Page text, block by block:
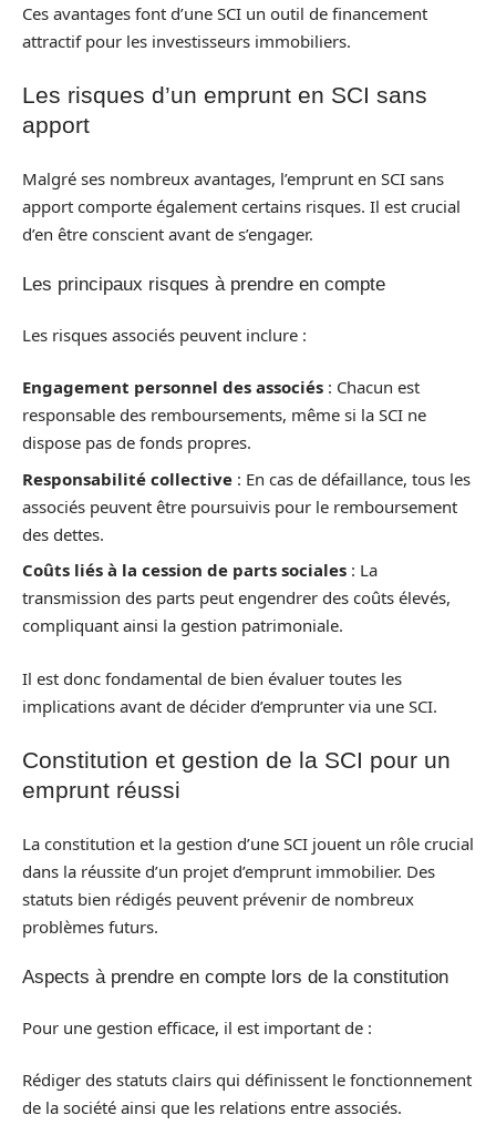
Ces avantages font d’une SCI un outil de financement
attractif pour les investisseurs immobiliers.
Les risques d’un emprunt en SCI sans
apport
Malgré ses nombreux avantages, l’emprunt en SCI sans
apport comporte également certains risques. Il est crucial
d’en être conscient avant de s’engager.
Les principaux risques à prendre en compte
Les risques associés peuvent inclure :
Engagement personnel des associés : Chacun est
responsable des remboursements, même si la SCI ne
dispose pas de fonds propres.
Responsabilité collective : En cas de défaillance, tous les
associés peuvent être poursuivis pour le remboursement
des dettes.
Coûts liés à la cession de parts sociales : La
transmission des parts peut engendrer des coûts élevés,
compliquant ainsi la gestion patrimoniale.
Il est donc fondamental de bien évaluer toutes les
implications avant de décider d’emprunter via une SCI.
Constitution et gestion de la SCI pour un
emprunt réussi
La constitution et la gestion d’une SCI jouent un rôle crucial
dans la réussite d’un projet d’emprunt immobilier. Des
statuts bien rédigés peuvent prévenir de nombreux
problèmes futurs.
Aspects à prendre en compte lors de la constitution
Pour une gestion efficace, il est important de :
Rédiger des statuts clairs qui définissent le fonctionnement
de la société ainsi que les relations entre associés.